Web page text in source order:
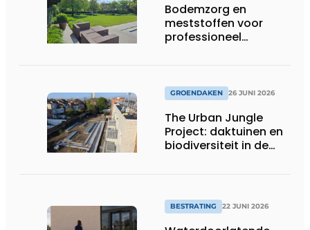
Bodemzorg en
meststoffen voor
professioneel
GROENDAKEN 26 JUNI 2026
The Urban Jungle
Project: daktuinen en
biodiversiteit in de
BESTRATING 22 JUNI 2026